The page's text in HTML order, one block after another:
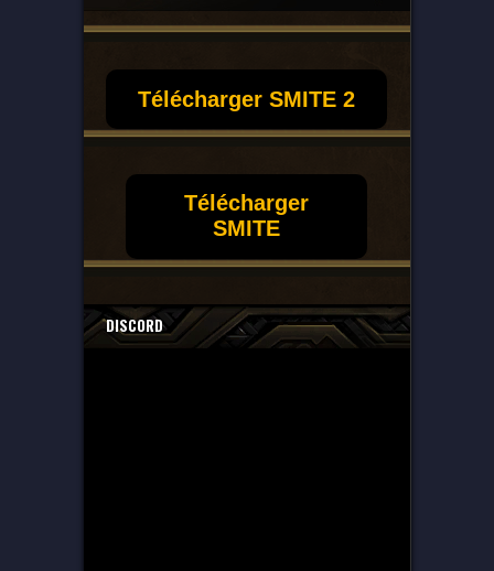
Télécharger SMITE 2
Télécharger
SMITE
DISCORD